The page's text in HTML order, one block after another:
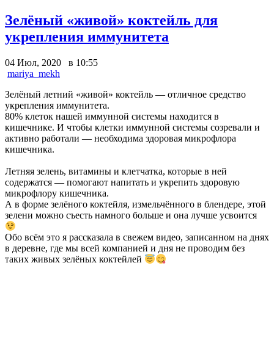
Зелёный «живой» коктейль для
укрепления иммунитета
04 Июл, 2020 в 10:55
mariya_mekh
Зелёный летний «живой» коктейль — отличное средство
укрепления иммунитета.
80% клеток нашей иммунной системы находится в
кишечнике. И чтобы клетки иммунной системы созревали и
активно работали — необходима здоровая микрофлора
кишечника.
Летняя зелень, витамины и клетчатка, которые в ней
содержатся — помогают напитать и укрепить здоровую
микрофлору кишечника.
А в форме зелёного коктейля, измельчённого в блендере, этой
зелени можно съесть намного больше и она лучше усвоится
Обо всём это я рассказала в свежем видео, записанном на днях
в деревне, где мы всей компанией и дня не проводим без
таких живых зелёных коктейлей